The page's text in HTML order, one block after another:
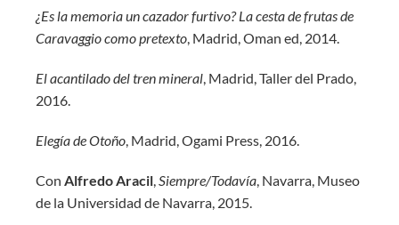
¿Es la memoria un cazador furtivo? La cesta de frutas de
Caravaggio como pretexto , Madrid, Oman ed, 2014.
El acantilado del tren mineral , Madrid, Taller del Prado,
2016.
Elegía de Otoño , Madrid, Ogami Press, 2016.
Con Alfredo Aracil Siempre/Todavía , Navarra, Museo
de la Universidad de Navarra, 2015.